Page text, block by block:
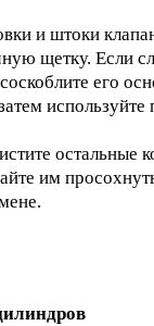
и штоки
щетку. Если
его
остальные
им